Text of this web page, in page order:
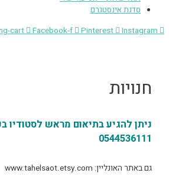
סדנת אינסטגרם
cart
Facebook-f Pinterest Instagram
חנויות
ניתן להגיע בתיאום מראש לסטודיו
0544536111
גם באתר האונליין: www.tahelsaot.etsy.com